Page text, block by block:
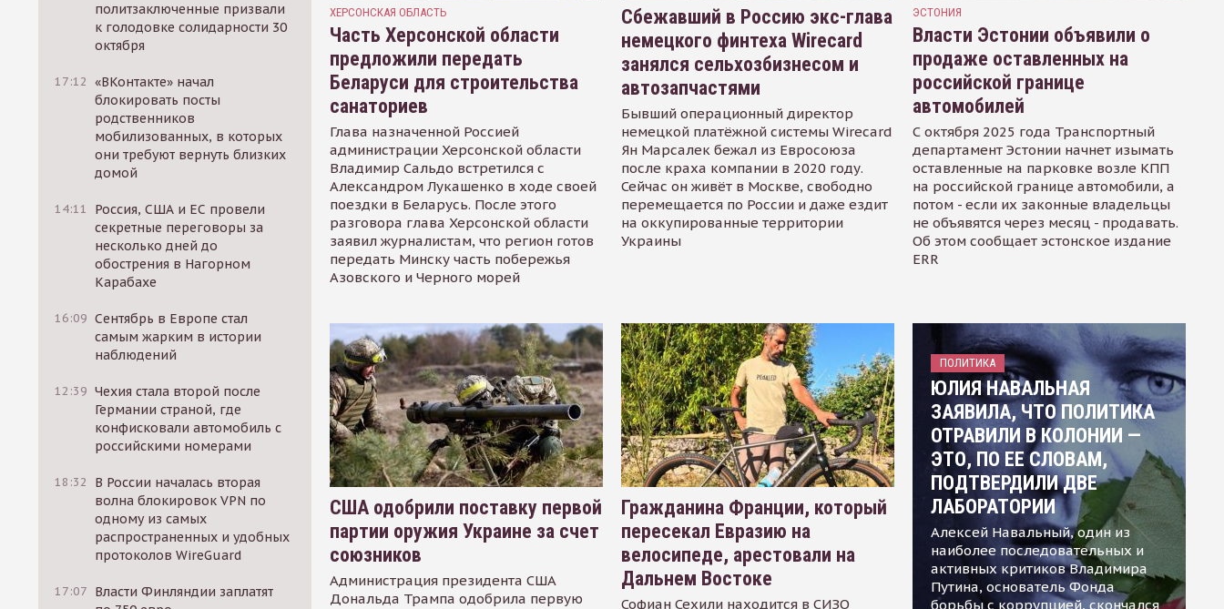
политзаключенные призвали
к голодовке солидарности 30
октября
17:12 «ВКонтакте» начал
блокировать посты
родственников
мобилизованных, в которых
они требуют вернуть близких
домой
14:11
Россия, США и ЕС провели
секретные переговоры за
несколько дней до
обострения в Нагорном
Карабахе
16:09 Сентябрь в Европе стал
самым жарким в истории
наблюдений
12:39 Чехия стала второй после
Германии страной, где
конфисковали автомобиль с
российскими номерами
18:32
В России началась вторая
волна блокировок VPN по
одному из самых
распространенных и удобных
протоколов WireGuard
17:07 Власти Финляндии заплатят
ХЕРСОНСКАЯ ОБЛАСТЬ
Часть Херсонской области
предложили передать
Беларуси для строительства
санаториев
Глава назначенной Россией
администрации Херсонской области
Владимир Сальдо встретился с
Александром Лукашенко в ходе своей
поездки в Беларусь. После этого
разговора глава Херсонской области
заявил журналистам, что регион готов
передать Минску часть побережья
Азовского и Черного морей
Сбежавший в Россию экс-глава
немецкого финтеха Wirecard
занялся сельхозбизнесом и
автозапчастями
Бывший операционный директор
немецкой платёжной системы Wirecard
Ян Марсалек бежал из Евросоюза
после краха компании в 2020 году.
Сейчас он живёт в Москве, свободно
перемещается по России и даже ездит
на оккупированные территории
Украины
ЭСТОНИЯ
Власти Эстонии объявили о
продаже оставленных на
российской границе
автомобилей
С октября 2025 года Транспортный
департамент Эстонии начнет изымать
оставленные на парковке возле КПП
на российской границе автомобили, а
потом - если их законные владельцы
не объявятся через месяц - продавать.
Об этом сообщает эстонское издание
ERR
США одобрили поставку первой
партии оружия Украине за счет
союзников
Администрация президента США
Дональда Трампа одобрила первую
Гражданина Франции, который
пересекал Евразию на
велосипеде, арестовали на
Дальнем Востоке
Софиан Сехили находится в СИЗО
ПОЛИТИКА
ЮЛИЯ НАВАЛЬНАЯ
ЗАЯВИЛА, ЧТО ПОЛИТИКА
ОТРАВИЛИ В КОЛОНИИ —
ЭТО, ПО ЕЕ СЛОВАМ,
ПОДТВЕРДИЛИ ДВЕ
ЛАБОРАТОРИИ
Алексей Навальный, один из
наиболее последовательных и
активных критиков Владимира
Путина, основатель Фонда
борьбы с коррупцией, скончался